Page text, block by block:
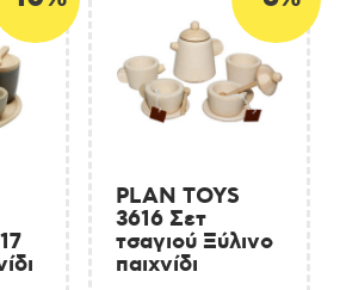
PLAN TOYS
3616 Σετ
τσαγιού Ξύλινο
παιχνίδι